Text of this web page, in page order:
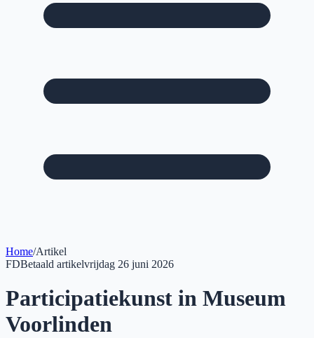
Home/Artikel
FDBetaald artikelvrijdag 26 juni 2026
Participatiekunst in Museum
Voorlinden